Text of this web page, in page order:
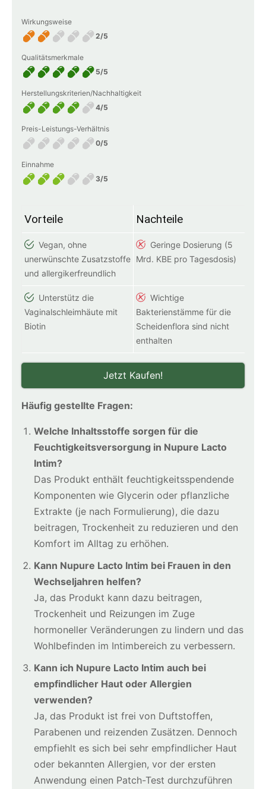
Wirkungsweise
2/5
Qualitätsmerkmale
5/5
Herstellungskriterien/Nachhaltigkeit
4/5
Preis-Leistungs-Verhältnis
0/5
Einnahme
3/5
Vorteile Nachteile
Vegan, ohne
unerwünschte Zusatzstoffe
und allergikerfreundlich
Geringe Dosierung (5
Mrd. KBE pro Tagesdosis)
Unterstütz die
Vaginalschleimhäute mit
Biotin
Wichtige
Bakterienstämme für die
Scheidenflora sind nicht
enthalten
Jetzt Kaufen!
Häufig gestellte Fragen:
Welche Inhaltsstoffe sorgen für die
Feuchtigkeitsversorgung in Nupure Lacto
Intim?
Das Produkt enthält feuchtigkeitsspendende
Komponenten wie Glycerin oder pflanzliche
Extrakte (je nach Formulierung), die dazu
beitragen, Trockenheit zu reduzieren und den
Komfort im Alltag zu erhöhen.
Kann Nupure Lacto Intim bei Frauen in den
Wechseljahren helfen?
Ja, das Produkt kann dazu beitragen,
Trockenheit und Reizungen im Zuge
hormoneller Veränderungen zu lindern und das
Wohlbefinden im Intimbereich zu verbessern.
Kann ich Nupure Lacto Intim auch bei
empfindlicher Haut oder Allergien
verwenden?
Ja, das Produkt ist frei von Duftstoffen,
Parabenen und reizenden Zusätzen. Dennoch
empfiehlt es sich bei sehr empfindlicher Haut
oder bekannten Allergien, vor der ersten
Anwendung einen Patch-Test durchzuführen